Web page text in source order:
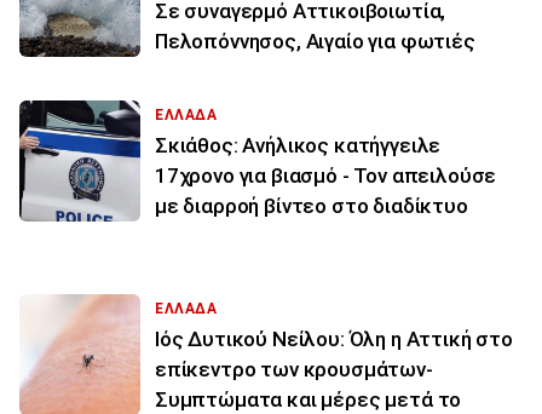
Σε συναγερμό Αττικοιβοιωτία,
Πελοπόννησος, Αιγαίο για φωτιές
ΕΛΛΑΔΑ
Σκιάθος: Ανήλικος κατήγγειλε
17χρονο για βιασμό - Τον απειλούσε
με διαρροή βίντεο στο διαδίκτυο
ΕΛΛΑΔΑ
Ιός Δυτικού Νείλου: Όλη η Αττική στο
επίκεντρο των κρουσμάτων-
Συμπτώματα και μέρες μετά το